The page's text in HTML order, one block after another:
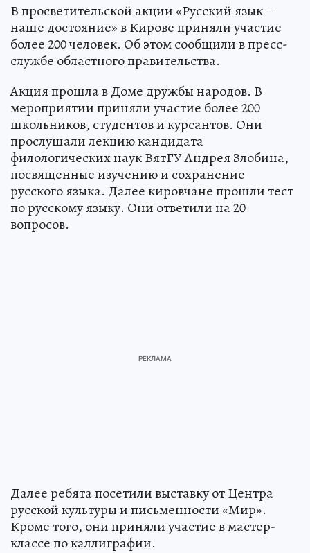
В просветительской акции «Русский язык –
наше достояние» в Кирове приняли участие
более 200 человек. Об этом сообщили в пресс-
службе областного правительства.
Акция прошла в Доме дружбы народов. В
мероприятии приняли участие более 200
школьников, студентов и курсантов. Они
прослушали лекцию кандидата
филологических наук ВятГУ Андрея Злобина,
посвященные изучению и сохранение
русского языка. Далее кировчане прошли тест
по русскому языку. Они ответили на 20
вопросов.
Далее ребята посетили выставку от Центра
русской культуры и письменности «Мир».
Кроме того, они приняли участие в мастер-
классе по каллиграфии.